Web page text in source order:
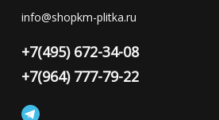
info@shopkm-plitka.ru
+7(495) 672-34-08
+7(964) 777-79-22